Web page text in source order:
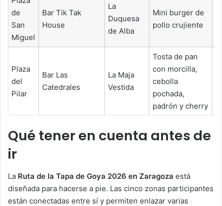
de
San
Miguel
Bar Tik Tak
House
La
Duquesa
de Alba
Mini burger de
pollo crujiente
Plaza
del
Pilar
Bar Las
Catedrales
La Maja
Vestida
Tosta de pan
con morcilla,
cebolla
pochada,
padrón y cherry
Qué tener en cuenta antes de
ir
La Ruta de la Tapa de Goya 2026 en Zaragoza está
diseñada para hacerse a pie. Las cinco zonas participantes
están conectadas entre sí y permiten enlazar varias